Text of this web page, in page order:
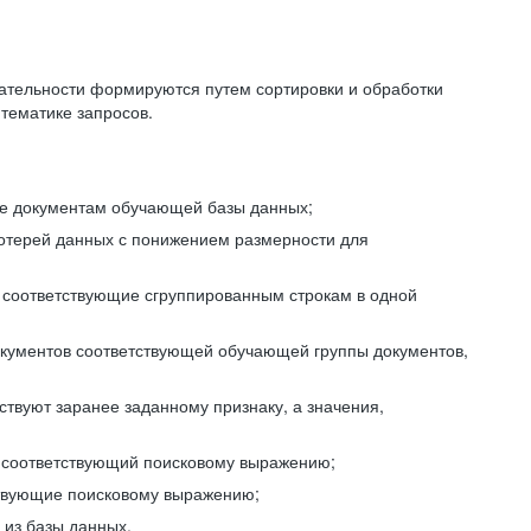
формируются путем сортировки и обработки
запросов.
документам обучающей базы данных;
данных с понижением размерности для
сгруппированным строкам в одной
соответствующей обучающей группы документов,
заранее заданному признаку, а значения,
поисковому выражению;
поисковому выражению;
базы данных.